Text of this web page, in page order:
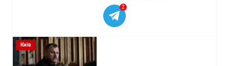
2
Київ